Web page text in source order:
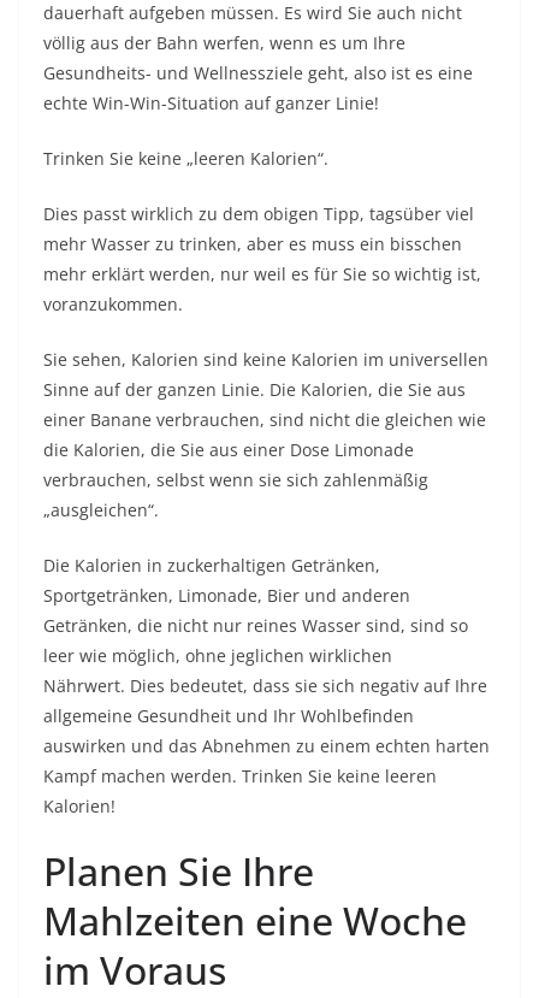
dauerhaft aufgeben müssen. Es wird Sie auch nicht
völlig aus der Bahn werfen, wenn es um Ihre
Gesundheits- und Wellnessziele geht, also ist es eine
echte Win-Win-Situation auf ganzer Linie!
Trinken Sie keine „leeren Kalorien“.
Dies passt wirklich zu dem obigen Tipp, tagsüber viel
mehr Wasser zu trinken, aber es muss ein bisschen
mehr erklärt werden, nur weil es für Sie so wichtig ist,
voranzukommen.
Sie sehen, Kalorien sind keine Kalorien im universellen
Sinne auf der ganzen Linie. Die Kalorien, die Sie aus
einer Banane verbrauchen, sind nicht die gleichen wie
die Kalorien, die Sie aus einer Dose Limonade
verbrauchen, selbst wenn sie sich zahlenmäßig
„ausgleichen“.
Die Kalorien in zuckerhaltigen Getränken,
Sportgetränken, Limonade, Bier und anderen
Getränken, die nicht nur reines Wasser sind, sind so
leer wie möglich, ohne jeglichen wirklichen
Nährwert. Dies bedeutet, dass sie sich negativ auf Ihre
allgemeine Gesundheit und Ihr Wohlbefinden
auswirken und das Abnehmen zu einem echten harten
Kampf machen werden. Trinken Sie keine leeren
Kalorien!
Planen Sie Ihre
Mahlzeiten eine Woche
im Voraus